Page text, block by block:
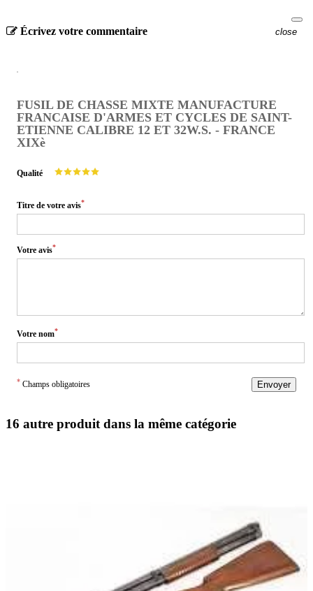
Écrivez votre commentaire close
FUSIL DE CHASSE MIXTE MANUFACTURE
FRANCAISE D'ARMES ET CYCLES DE SAINT-
ETIENNE CALIBRE 12 ET 32W.S. - FRANCE
XIXè
Qualité
Titre de votre avis*
Votre avis*
Votre nom*
* Champs obligatoires Envoyer
16 autre produit dans la même catégorie